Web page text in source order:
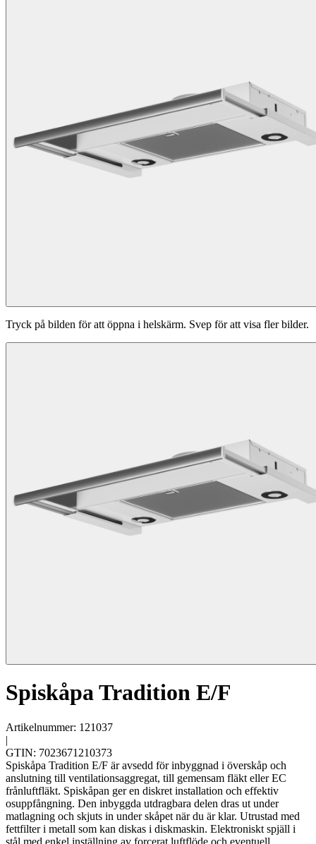
Tryck på bilden för att öppna i helskärm. Svep för att visa fler bilder.
Spiskåpa Tradition E/F
Artikelnummer: 121037
|
GTIN: 7023671210373
Spiskåpa Tradition E/F är avsedd för inbyggnad i överskåp och
anslutning till ventilationsaggregat, till gemensam fläkt eller EC
frånluftfläkt. Spiskåpan ger en diskret installation och effektiv
osuppfångning. Den inbyggda utdragbara delen dras ut under
matlagning och skjuts in under skåpet när du är klar. Utrustad med
fettfilter i metall som kan diskas i diskmaskin. Elektroniskt spjäll i
stål med enkel inställning av forcerat luftflöde och eventuell